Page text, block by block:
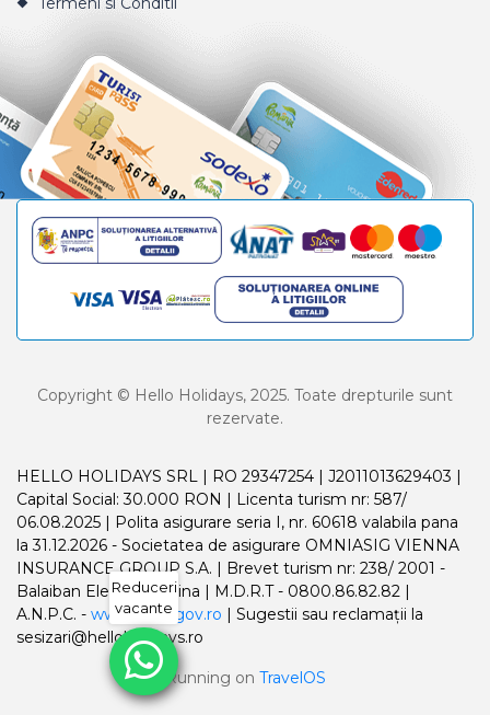
Copyright © Hello Holidays, 2025. Toate drepturile sunt
rezervate.
HELLO HOLIDAYS SRL | RO 29347254 | J2011013629403 |
Capital Social: 30.000 RON | Licenta turism nr: 587/
06.08.2025 | Polita asigurare seria I, nr. 60618 valabila pana
la 31.12.2026 - Societatea de asigurare OMNIASIG VIENNA
INSURANCE GROUP S.A. | Brevet turism nr: 238/ 2001 -
Balaiban Elena Madalina | M.D.R.T - 0800.86.82.82 |
A.N.P.C. - www.anpc.gov.ro | Sugestii sau reclamații la
sesizari@helloholidays.ro
Running on TravelOS
Reduceri
vacante